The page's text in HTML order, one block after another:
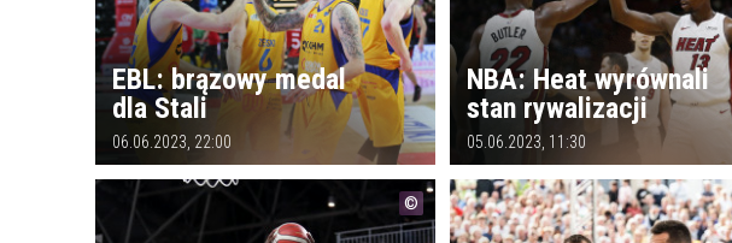
EBL: brązowy medal
dla Stali
06.06.2023, 22:00
NBA: Heat wyrównali
stan rywalizacji
05.06.2023, 11:30